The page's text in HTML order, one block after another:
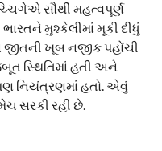
સૌથી મહત્વપૂર્ણ
મુશ્કેલીમાં મૂકી દીધું
જીતની ખૂબ નજીક પહોંચી
સ્થિતિમાં હતી અને
નિયંત્રણમાં હતો. એવું
સરકી રહી છે.